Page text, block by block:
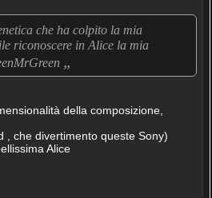
che ha colpito la mia
riconoscere in Alice la mia
„
della composizione,
, che divertimento queste Sony)
Alice